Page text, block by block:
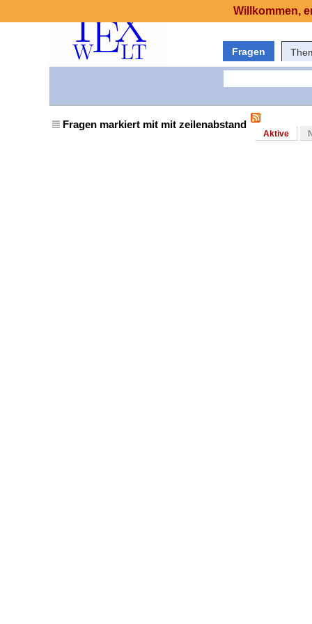
Fragen
Fragen markiert mit mit zeilenabstand
Aktive
Willkommen,